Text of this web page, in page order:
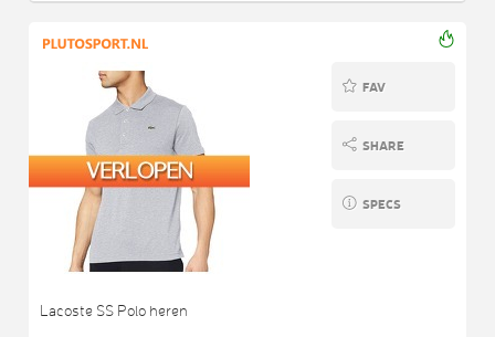
FAV
SHARE
SPECS
Lacoste SS Polo heren